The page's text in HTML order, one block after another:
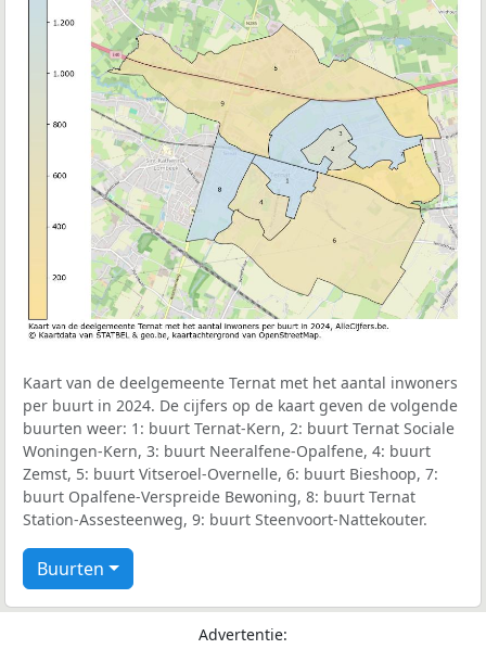
Kaart van de deelgemeente Ternat met het aantal inwoners
per buurt in 2024. De cijfers op de kaart geven de volgende
buurten weer: 1: buurt Ternat-Kern, 2: buurt Ternat Sociale
Woningen-Kern, 3: buurt Neeralfene-Opalfene, 4: buurt
Zemst, 5: buurt Vitseroel-Overnelle, 6: buurt Bieshoop, 7:
buurt Opalfene-Verspreide Bewoning, 8: buurt Ternat
Station-Assesteenweg, 9: buurt Steenvoort-Nattekouter.
Buurten
Advertentie: